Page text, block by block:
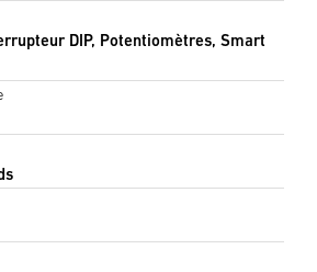
DIP, Potentiomètres, Smart